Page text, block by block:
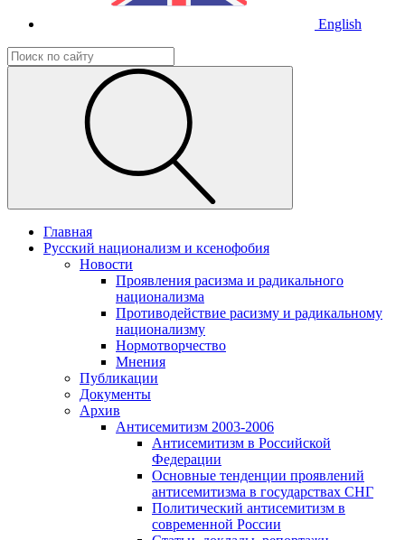
English
Главная
Русский национализм и ксенофобия
Новости
Проявления расизма и радикального
национализма
Противодействие расизму и радикальному
национализму
Нормотворчество
Мнения
Публикации
Документы
Архив
Антисемитизм 2003-2006
Антисемитизм в Российской
Федерации
Основные тенденции проявлений
антисемитизма в государствах СНГ
Политический антисемитизм в
современной России